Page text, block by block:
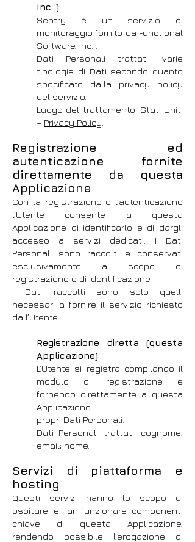
Inc. )
Sentry è un servizio di
monitoraggio fornito da Functional
Software, Inc. .
Dati Personali trattati: varie
tipologie di Dati secondo quanto
specificato dalla privacy policy
del servizio.
Luogo del trattamento: Stati Uniti
– Privacy Policy
Registrazione ed
autenticazione fornite
direttamente da questa
Applicazione
Con la registrazione o l’autenticazione
l’Utente consente a questa
Applicazione di identificarlo e di dargli
accesso a servizi dedicati. I Dati
Personali sono raccolti e conservati
esclusivamente a scopo di
registrazione o di identificazione.
I Dati raccolti sono solo quelli
necessari a fornire il servizio richiesto
dall’Utente.
Registrazione diretta (questa
Applicazione)
L’Utente si registra compilando il
modulo di registrazione e
fornendo direttamente a questa
Applicazione i
propri Dati Personali.
Dati Personali trattati: cognome;
email; nome.
Servizi di piattaforma e
hosting
Questi servizi hanno lo scopo di
ospitare e far funzionare componenti
chiave di questa Applicazione,
rendendo possibile l’erogazione di